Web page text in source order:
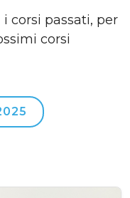
corsi passati, per
corsi